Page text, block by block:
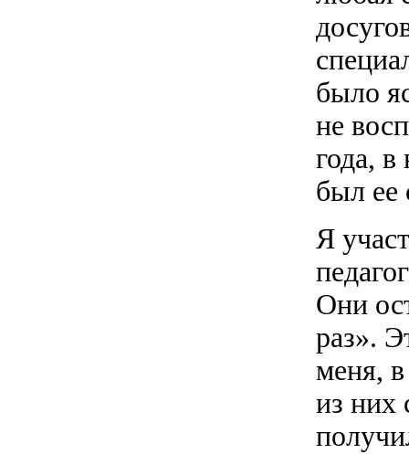
было
не
года, в
был ее
Я
Они
раз».
меня,
из них